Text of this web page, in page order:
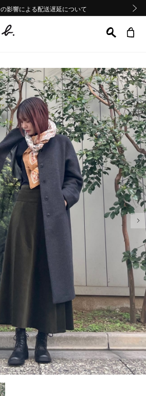
震の影響による配送遅延について
Sale 2buy10%OFF!!
影響による配送遅延について
震の影響による配送遅延について
Sale 2buy10%OFF!!